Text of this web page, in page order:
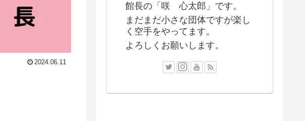
2024.06.11
館長の「咲 心太郎」です。
まだまだ小さな団体ですが楽し
く空手をやってます。
よろしくお願いします。